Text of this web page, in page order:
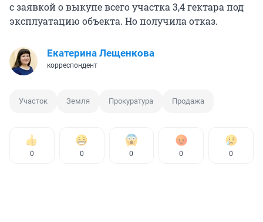
с заявкой о выкупе всего участка 3,4 гектара под
эксплуатацию объекта. Но получила отказ.
Екатерина Лещенкова
корреспондент
Участок Земля Прокуратура Продажа
0 0 0 0 0